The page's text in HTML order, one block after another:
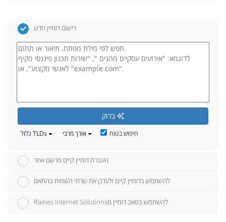
רישום דומיין חדש
כלול TLDs אורך מרבי חיפוש בטוח
העברת דומיין קיים מרשם אחר
להשתמש בדומיין קיים ולעדכן את שרתי השמות בהתאם
Raines Internet Solutionsלהשתמש בסאב דומיין מ